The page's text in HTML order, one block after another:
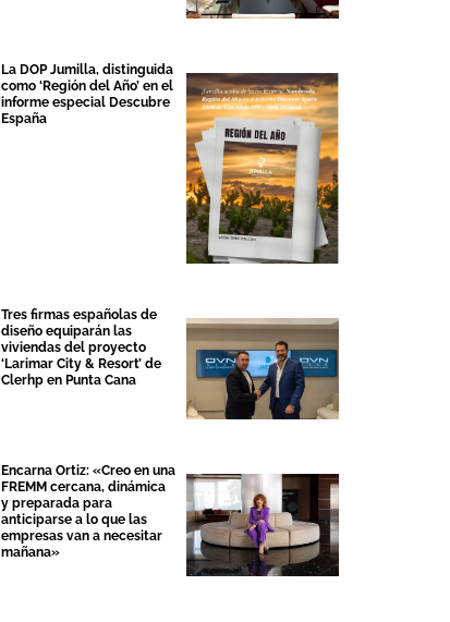
La DOP Jumilla, distinguida
como ‘Región del Año’ en el
informe especial Descubre
España
Tres firmas españolas de
diseño equiparán las
viviendas del proyecto
‘Larimar City & Resort’ de
Clerhp en Punta Cana
Encarna Ortiz: «Creo en una
FREMM cercana, dinámica
y preparada para
anticiparse a lo que las
empresas van a necesitar
mañana»